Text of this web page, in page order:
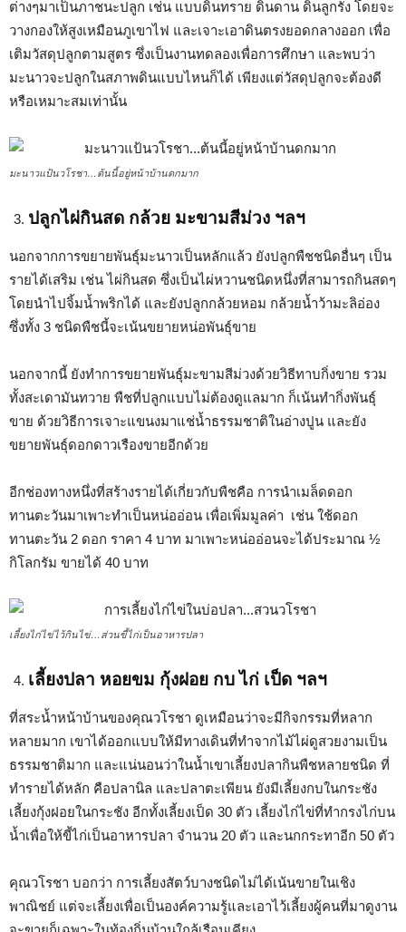
ต่างๆมาเป็นภาชนะปลูก เช่น แบบดินทราย ดินดาน ดินลูกรัง โดยจะ
วางกองให้สูงเหมือนภูเขาไฟ และเจาะเอาดินตรงยอดกลางออก เพื่อ
เติมวัสดุปลูกตามสูตร ซึ่งเป็นงานทดลองเพื่อการศึกษา และพบว่า
มะนาวจะปลูกในสภาพดินแบบไหนก็ได้ เพียงแต่วัสดุปลูกจะต้องดี
หรือเหมาะสมเท่านั้น
มะนาวแป้นวโรชา…ต้นนี้อยู่หน้าบ้านดกมาก
ปลูกไผ่กินสด กล้วย มะขามสีม่วง ฯลฯ
นอกจากการขยายพันธุ์มะนาวเป็นหลักแล้ว ยังปลูกพืชชนิดอื่นๆ เป็น
รายได้เสริม เช่น ไผ่กินสด ซึ่งเป็นไผ่หวานชนิดหนึ่งที่สามารถกินสดๆ
โดยนำไปจิ้มน้ำพริกได้ และยังปลูกกล้วยหอม กล้วยน้ำว้ามะลิอ่อง
ซึ่งทั้ง 3 ชนิดพืชนี้จะเน้นขยายหน่อพันธุ์ขาย
นอกจากนี้ ยังทำการขยายพันธุ์มะขามสีม่วงด้วยวิธีทาบกิ่งขาย รวม
ทั้งสะเดามันทวาย พืชที่ปลูกแบบไม่ต้องดูแลมาก ก็เน้นทำกิ่งพันธุ์
ขาย ด้วยวิธีการเจาะแขนงมาแช่น้ำธรรมชาติในอ่างปูน และยัง
ขยายพันธุ์ดอกดาวเรืองขายอีกด้วย
อีกช่องทางหนึ่งที่สร้างรายได้เกี่ยวกับพืชคือ การนำเมล็ดดอก
ทานตะวันมาเพาะทำเป็นหน่ออ่อน เพื่อเพิ่มมูลค่า เช่น ใช้ดอก
ทานตะวัน 2 ดอก ราคา 4 บาท มาเพาะหน่ออ่อนจะได้ประมาณ ½
กิโลกรัม ขายได้ 40 บาท
เลี้ยงไก่ไข่ไว้กินไข่…ส่วนขี้ไก่เป็นอาหารปลา
เลี้ยงปลา หอยขม กุ้งฝอย กบ ไก่ เป็ด ฯลฯ
ที่สระน้ำหน้าบ้านของคุณวโรชา ดูเหมือนว่าจะมีกิจกรรมที่หลาก
หลายมาก เขาได้ออกแบบให้มีทางเดินที่ทำจากไม้ไผ่ดูสวยงามเป็น
ธรรมชาติมาก และแน่นอนว่าในน้ำเขาเลี้ยงปลากินพืชหลายชนิด ที่
ทำรายได้หลัก คือปลานิล และปลาตะเพียน ยังมีเลี้ยงกบในกระชัง
เลี้ยงกุ้งฝอยในกระชัง อีกทั้งเลี้ยงเป็ด 30 ตัว เลี้ยงไก่ไข่ที่ทำกรงไก่บน
น้ำเพื่อให้ขี้ไก่เป็นอาหารปลา จำนวน 20 ตัว และนกกระทาอีก 50 ตัว
คุณวโรชา บอกว่า การเลี้ยงสัตว์บางชนิดไม่ได้เน้นขายในเชิง
พาณิชย์ แต่จะเลี้ยงเพื่อเป็นองค์ความรู้และเอาไว้เลี้ยงผู้คนที่มาดูงาน